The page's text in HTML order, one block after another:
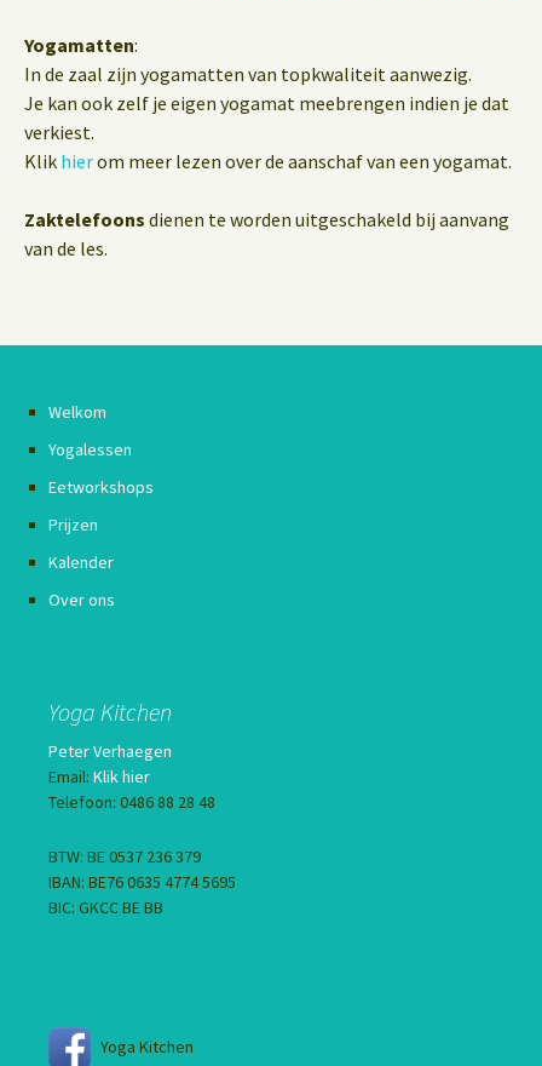
Yogamatten:
In de zaal zijn yogamatten van topkwaliteit aanwezig.
Je kan ook zelf je eigen yogamat meebrengen indien je dat
verkiest.
Klik hierom meer lezen over de aanschaf van een yogamat.
Zaktelefoons dienen te worden uitgeschakeld bij aanvang
van de les.
Welkom
Yogalessen
Eetworkshops
Prijzen
Kalender
Over ons
Yoga Kitchen
Peter Verhaegen
Email: Klik hier
Telefoon: 0486 88 28 48
BTW: BE 0537 236 379
IBAN: BE76 0635 4774 5695
BIC: GKCC BE BB
Yoga Kitchen